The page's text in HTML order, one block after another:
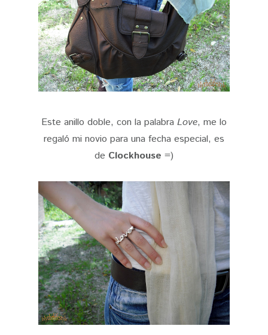
Este anillo doble, con la palabra Love, me lo
regaló mi novio para una fecha especial, es
de Clockhouse =)